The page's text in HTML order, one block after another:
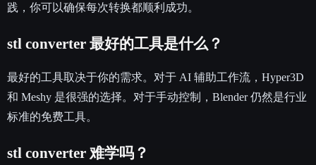
践，你可以确保每次转换都顺利成功。
stl converter 最好的工具是什么？
最好的工具取决于你的需求。对于 AI 辅助工作流，Hyper3D
和 Meshy 是很强的选择。对于手动控制，Blender 仍然是行业
标准的免费工具。
stl converter 难学吗？